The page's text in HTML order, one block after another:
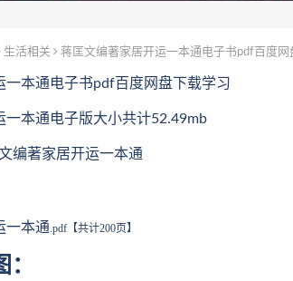
生活相关 蒋匡文编著家居开运一本通电子书pdf百度网
一本通电子书pdf百度网盘下载学习
一本通电子版大小共计52.49mb
编著家居开运一本通
一本通.pdf【共计200页】